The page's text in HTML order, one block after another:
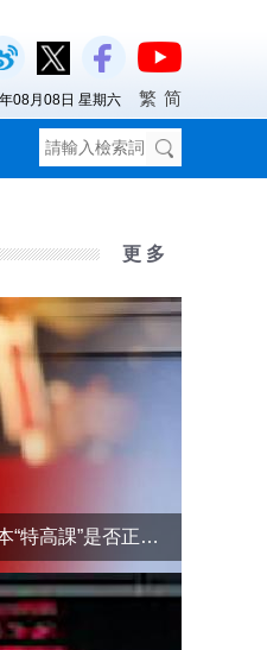
08月08日 星期六 繁 简
更 多
【通講壇】歷史陰影重現？日本“特高課”是否正在借殼還魂